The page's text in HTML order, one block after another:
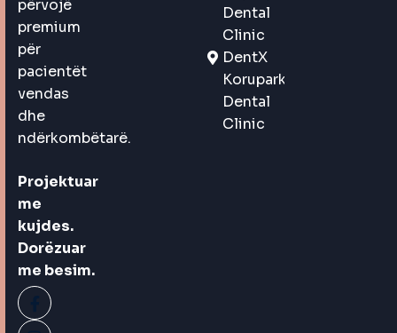
përvojë
premium
për
pacientët
vendas
dhe
ndërkombëtarë.
Projektuar
me
kujdes.
Dorëzuar
me besim.
Dental
Clinic
DentX
Korupark
Dental
Clinic